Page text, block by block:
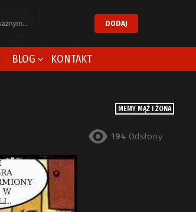
DODAJ
BLOG KONTAKT
MEMY MĄŻ I ŻONA
194 Odsłony